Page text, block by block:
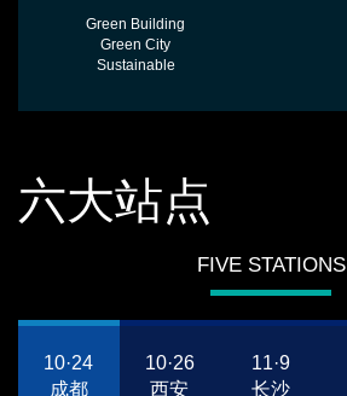
Green Building
Green City
Sustainable
六大站点
FIVE STATIONS
10·24
成都
10·26
西安
11·9
长沙